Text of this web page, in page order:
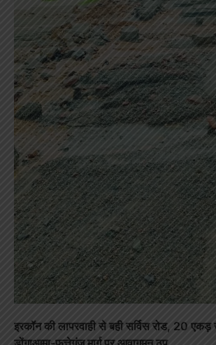
इरकॉन की लापरवाही से बही सर्विस रोड, 20